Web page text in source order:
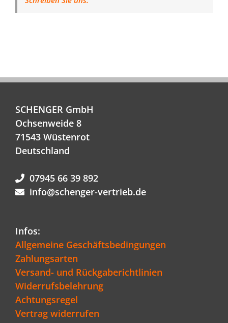
SCHENGER GmbH
Ochsenweide 8
71543 Wüstenrot
Deutschland
07945 66 39 892
info@schenger-vertrieb.de
Infos:
Allgemeine Geschäftsbedingungen
Zahlungsarten
Versand- und Rückgaberichtlinien
Widerrufsbelehrung
Achtungsregel
Vertrag widerrufen